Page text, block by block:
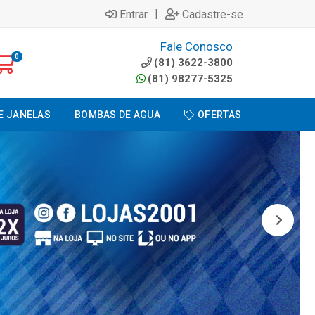
Entrar | Cadastre-se
0
Fale Conosco
(81) 3622-3800
(81) 98277-5325
JANELAS BOMBAS DE AGUA OFERTAS